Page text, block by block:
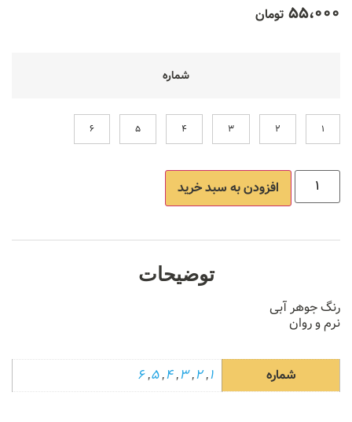
55،000 تومان
شماره
1
2
3
4
5
6
افزودن به سبد خرید
توضیحات
رنگ جوهر آبی
نرم و روان
شماره 1
,
2
,
3
,
4
,
5
,
6